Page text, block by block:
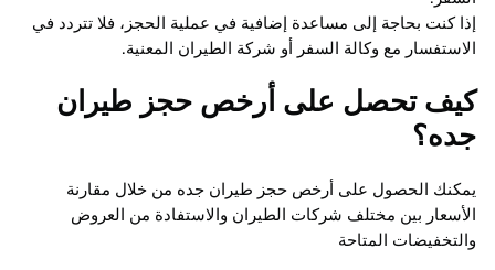
إذا كنت بحاجة إلى مساعدة إضافية في عملية الحجز، فلا تتردد في
الاستفسار مع وكالة السفر أو شركة الطيران المعنية.
كيف تحصل على أرخص حجز طيران
جده؟
يمكنك الحصول على أرخص حجز طيران جده من خلال مقارنة
الأسعار بين مختلف شركات الطيران والاستفادة من العروض
والتخفيضات المتاحة